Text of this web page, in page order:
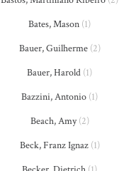
Bates, Mason (1)
Bauer, Guilherme(2)
Bauer, Harold (1)
Bazzini, Antonio (1)
Beach, Amy(2)
Beck, Franz Ignaz(1)